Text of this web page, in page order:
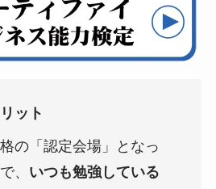
ット
の「認定会場」となっ
、 いつも勉強している